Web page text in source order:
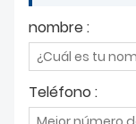
nombre :
Teléfono :